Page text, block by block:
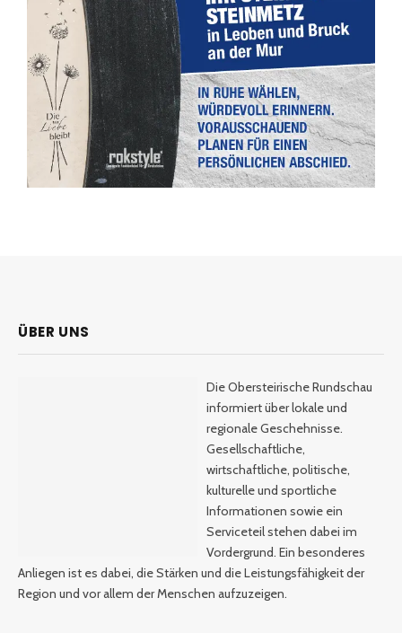
ÜBER UNS
Die Obersteirische Rundschau
informiert über lokale und
regionale Geschehnisse.
Gesellschaftliche,
wirtschaftliche, politische,
kulturelle und sportliche
Informationen sowie ein
Serviceteil stehen dabei im
Vordergrund. Ein besonderes
Anliegen ist es dabei, die Stärken und die Leistungsfähigkeit der
Region und vor allem der Menschen aufzuzeigen.